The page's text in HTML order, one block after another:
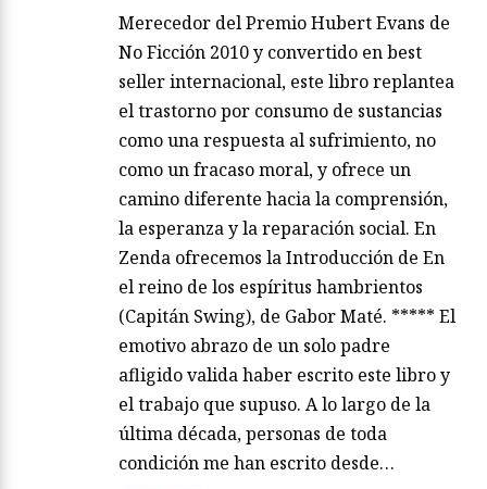
Merecedor del Premio Hubert Evans de
No Ficción 2010 y convertido en best
seller internacional, este libro replantea
el trastorno por consumo de sustancias
como una respuesta al sufrimiento, no
como un fracaso moral, y ofrece un
camino diferente hacia la comprensión,
la esperanza y la reparación social. En
Zenda ofrecemos la Introducción de En
el reino de los espíritus hambrientos
(Capitán Swing), de Gabor Maté. ***** El
emotivo abrazo de un solo padre
afligido valida haber escrito este libro y
el trabajo que supuso. A lo largo de la
última década, personas de toda
condición me han escrito desde…